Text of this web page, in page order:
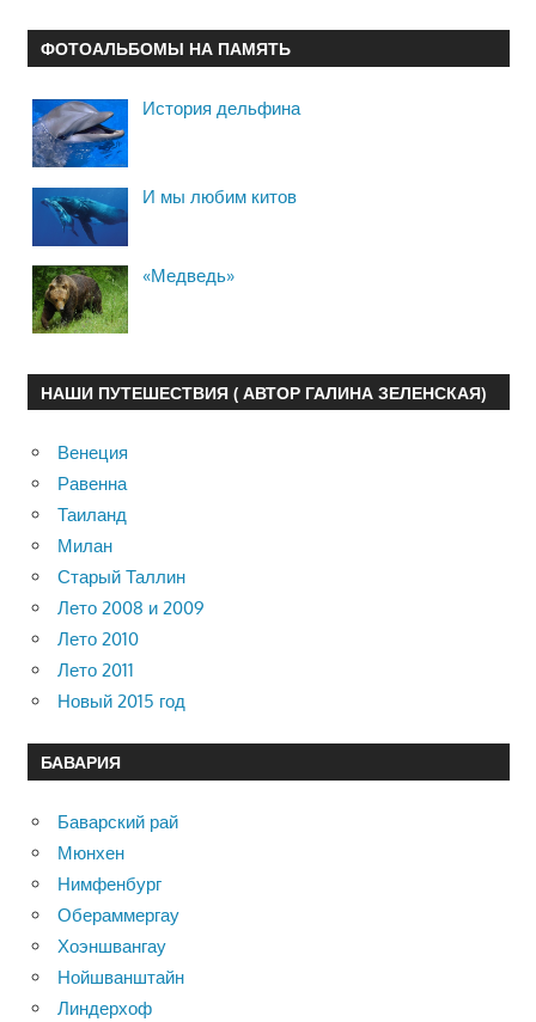
ФОТОАЛЬБОМЫ НА ПАМЯТЬ
История дельфина
И мы любим китов
«Медведь»
НАШИ ПУТЕШЕСТВИЯ ( АВТОР ГАЛИНА ЗЕЛЕНСКАЯ)
Венеция
Равенна
Таиланд
Милан
Старый Таллин
Лето 2008 и 2009
Лето 2010
Лето 2011
Новый 2015 год
БАВАРИЯ
Баварский рай
Мюнхен
Нимфенбург
Обераммергау
Хоэншвангау
Нойшванштайн
Линдерхоф